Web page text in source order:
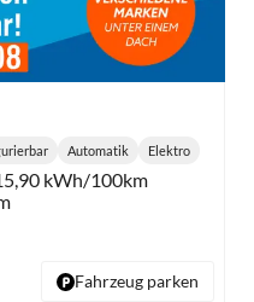
Automatik Elektro
kWh/100km
Fahrzeug parken